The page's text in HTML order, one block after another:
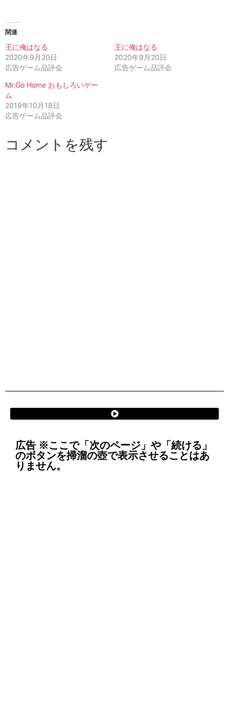
関連
王に俺はなる
2020年9月20日
広告ゲーム品評会
王に俺はなる
2020年9月20日
広告ゲーム品評会
Mr.Go Home おもしろいゲー
ム
2019年10月18日
広告ゲーム品評会
コメントを残す
広告 ※ここで「次のページ」や「続ける」
のボタンを掃溜の壺で表示させることはあ
りません。